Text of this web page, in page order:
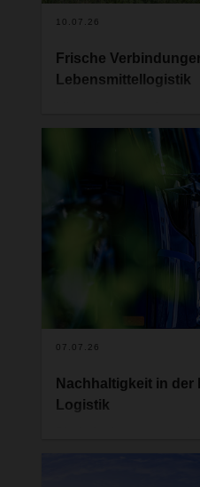
10.07.26
Frische
Lebensmittellogistik
Lebensmittel in
Logistics sein Netzwerk
Investition stärkt nicht
Niederlassung und den
Süden des Landes,
Kapazitäten für den
Transport von
07.07.26
Nachhaltigkeit in der
Logistik
Logistik steigen – und